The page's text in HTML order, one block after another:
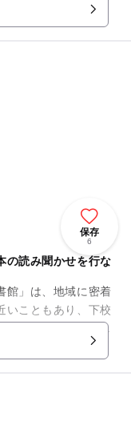
保存
6
の読み聞かせを行な
館」は、地域に密着
いこともあり、下校
。貸し出しは図書が